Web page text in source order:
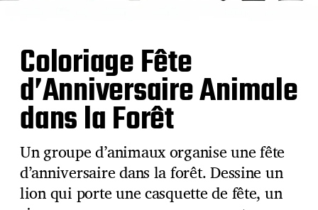
Coloriage Fête
d’Anniversaire Animale
dans la Forêt
Un groupe d’animaux organise une fête
d’anniversaire dans la forêt. Dessine un
lion qui porte une casquette de fête, un